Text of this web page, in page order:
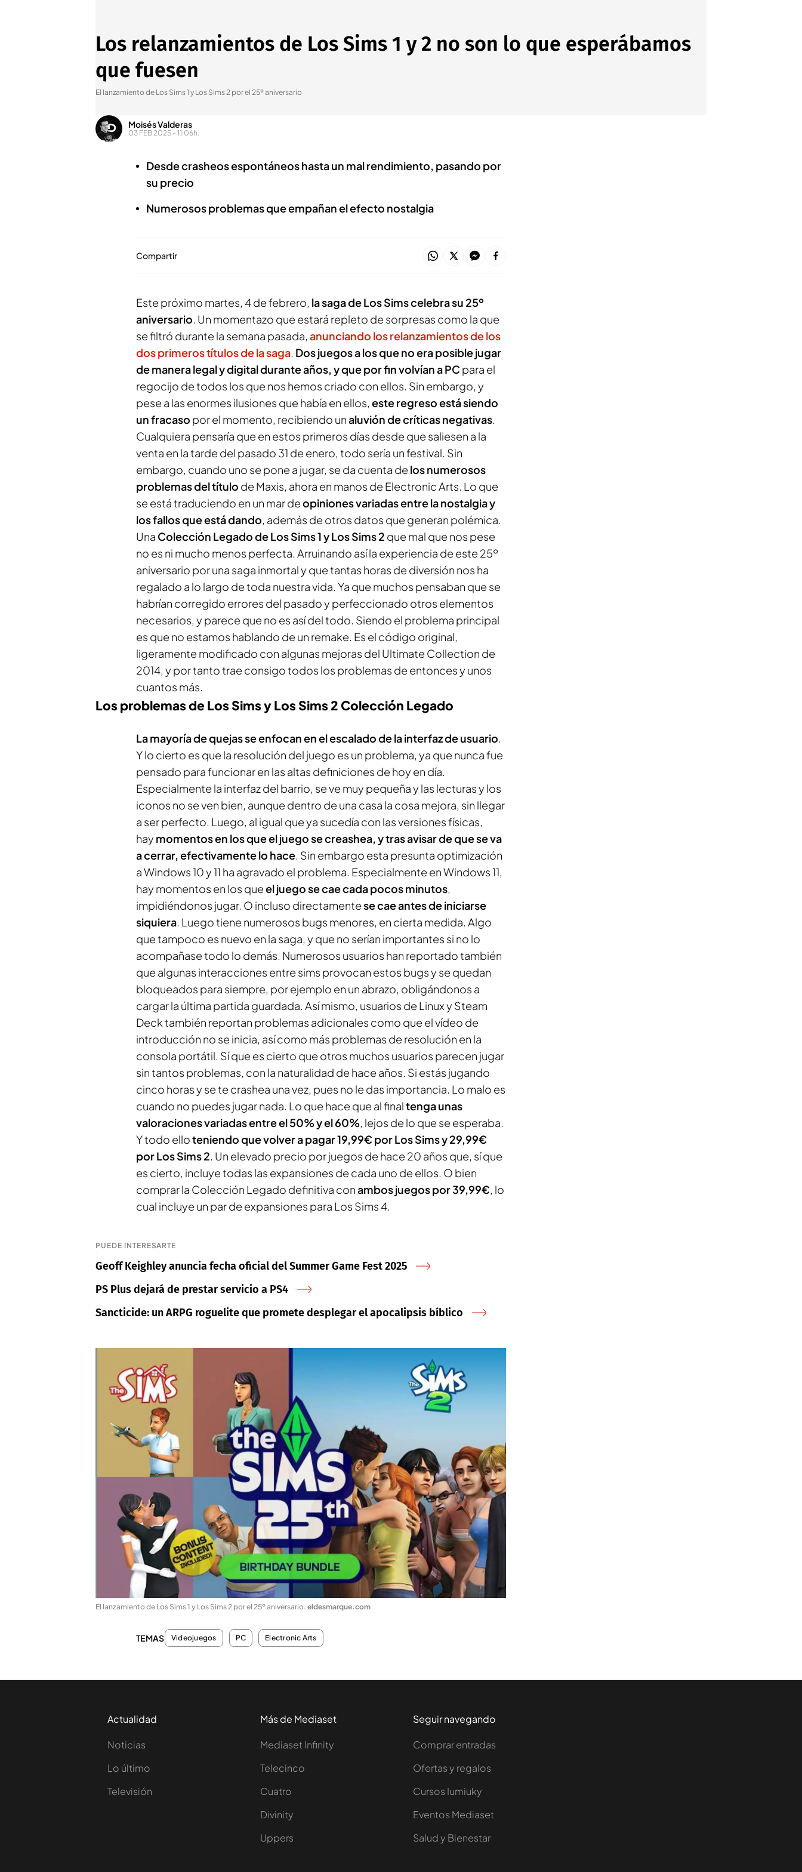
Los relanzamientos de Los Sims 1 y 2 no son lo que esperábamos
que fuesen
El lanzamiento de Los Sims 1 y Los Sims 2 por el 25º aniversario
Moisés Valderas
03 FEB 2025 - 11:06h.
Desde crasheos espontáneos hasta un mal rendimiento, pasando por
su precio
Numerosos problemas que empañan el efecto nostalgia
Compartir
Este próximo martes, 4 de febrero, la saga deLos Simscelebra su 25º
aniversario. Un momentazo que estará repleto de sorpresas como la que
se filtró durante la semana pasada, anunciando los relanzamientos de los
dos primeros títulos de la saga. Dos juegos a los que no era posible jugar
de manera legal y digital durante años, y que por fin volvían a PC para el
regocijo de todos los que nos hemos criado con ellos. Sin embargo, y
pese a las enormes ilusiones que había en ellos, este regreso está siendo
un fracaso por el momento, recibiendo unaluvión de críticas negativas.
Cualquiera pensaría que en estos primeros días desde que saliesen a la
venta en la tarde del pasado 31 de enero, todo sería un festival. Sin
embargo, cuando uno se pone a jugar, se da cuenta de los numerosos
problemas del título de Maxis, ahora en manos de Electronic Arts. Lo que
se está traduciendo en un mar deopiniones variadas entre la nostalgia y
los fallos que está dando, además de otros datos que generan polémica.
Una Colección Legado deLos Sims 1yLos Sims 2 que mal que nos pese
no es ni mucho menos perfecta. Arruinando así la experiencia de este 25º
aniversario por una saga inmortal y que tantas horas de diversión nos ha
regalado a lo largo de toda nuestra vida. Ya que muchos pensaban que se
habrían corregido errores del pasado y perfeccionado otros elementos
necesarios, y parece que no es así del todo. Siendo el problema principal
es que no estamos hablando de un remake. Es el código original,
ligeramente modificado con algunas mejoras del Ultimate Collection de
2014, y por tanto trae consigo todos los problemas de entonces y unos
cuantos más.
Los problemas de Los Sims y Los Sims 2 Colección Legado
La mayoría de quejas se enfocan en el escalado de la interfaz de usuario.
Y lo cierto es que la resolución del juego es un problema, ya que nunca fue
pensado para funcionar en las altas definiciones de hoy en día.
Especialmente la interfaz del barrio, se ve muy pequeña y las lecturas y los
iconos no se ven bien, aunque dentro de una casa la cosa mejora, sin llegar
a ser perfecto. Luego, al igual que ya sucedía con las versiones físicas,
hay momentos en los que el juego se creashea, y tras avisar de que se va
a cerrar, efectivamente lo hace. Sin embargo esta presunta optimización
a Windows 10 y 11 ha agravado el problema. Especialmente en Windows 11,
hay momentos en los queel juego se cae cada pocos minutos,
impidiéndonos jugar. O incluso directamentese cae antes de iniciarse
siquiera. Luego tiene numerosos bugs menores, en cierta medida. Algo
que tampoco es nuevo en la saga, y que no serían importantes si no lo
acompañase todo lo demás. Numerosos usuarios han reportado también
que algunas interacciones entre sims provocan estos bugs y se quedan
bloqueados para siempre, por ejemplo en un abrazo, obligándonos a
cargar la última partida guardada. Así mismo, usuarios de Linux y Steam
Deck también reportan problemas adicionales como que el vídeo de
introducción no se inicia, así como más problemas de resolución en la
consola portátil. Sí que es cierto que otros muchos usuarios parecen jugar
sin tantos problemas, con la naturalidad de hace años. Si estás jugando
cinco horas y se te crashea una vez, pues no le das importancia. Lo malo es
cuando no puedes jugar nada. Lo que hace que al finaltenga unas
valoraciones variadas entre el 50% y el 60%, lejos de lo que se esperaba.
Y todo elloteniendo que volver a pagar 19,99€ porLos Simsy 29,99€
porLos Sims 2. Un elevado precio por juegos de hace 20 años que, sí que
es cierto, incluye todas las expansiones de cada uno de ellos. O bien
comprar la Colección Legado definitiva conambos juegos por 39,99€, lo
cual incluye un par de expansiones para Los Sims 4.
PUEDE INTERESARTE
Geoff Keighley anuncia fecha oficial del Summer Game Fest 2025
PS Plus dejará de prestar servicio a PS4
Sancticide: un ARPG roguelite que promete desplegar el apocalipsis bíblico
El lanzamiento de Los Sims 1 y Los Sims 2 por el 25º aniversario. eldesmarque.com
TEMAS Videojuegos PC Electronic Arts
Actualidad
Noticias
Lo último
Televisión
Más de Mediaset
Mediaset Infinity
Telecinco
Cuatro
Divinity
Uppers
Seguir navegando
Comprar entradas
Ofertas y regalos
Cursos Iumiuky
Eventos Mediaset
Salud y Bienestar